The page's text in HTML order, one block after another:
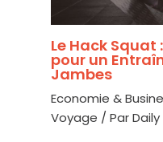
Le Hack Squat
pour un
Jambes
Economie &
Voyage / ParDaily